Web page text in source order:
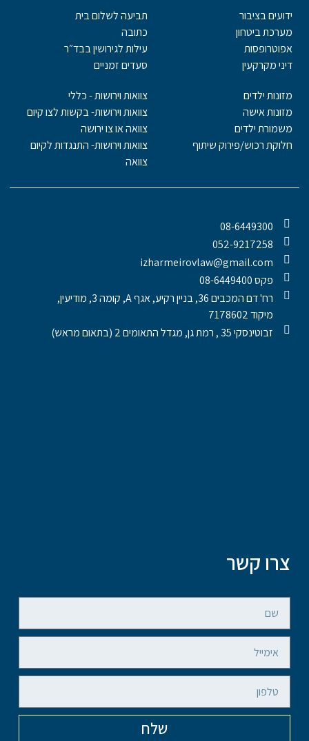
ידועים בציבור
מערכת ביטחון
אפוטרופסות
דיני מקרקעין
מזונות ילדים
מזונות אישה
משמורת ילדים
חלוקת רכוש/פירוק שיתוף
תביעה לשלום בית
כתובה
עילות לגירושין בבד״ר
סעדים זמניים
צוואות וירושות - כללי
צוואות וירושות- בקשות לצו קיום
צוואה או צו ירושה
צוואות וירושות- התנגדות לקיום
צוואה
08-6449300
052-9217258
izharmeirovlaw@gmail.com
פקס 08-6449400
רח' דם המכבים 36, בניין רקיע, אגף A, קומה 3, מודיעין,
מיקוד 7178602
זבוטינסקי 35 , רמת גן, מגדל התאומים 2 (בתאום מראש)
צרו קשר
שלח